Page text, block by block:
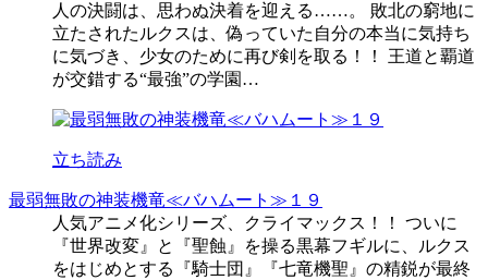
人の決闘は、思わぬ決着を迎える……。 敗北の窮地に
立たされたルクスは、偽っていた自分の本当に気持ち
に気づき、少女のために再び剣を取る！！ 王道と覇道
が交錯する“最強”の学園…
立ち読み
最弱無敗の神装機竜≪バハムート≫１９
人気アニメ化シリーズ、クライマックス！！ ついに
『世界改変』と『聖蝕』を操る黒幕フギルに、ルクス
をはじめとする『騎士団』『七竜機聖』の精鋭が最終